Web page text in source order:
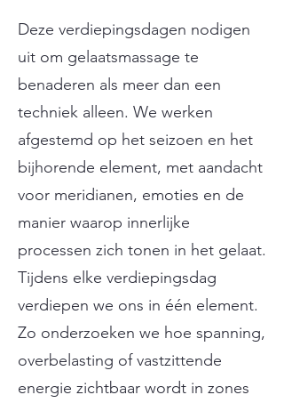
Deze verdiepingsdagen nodigen
uit om gelaatsmassage te
benaderen als meer dan een
techniek alleen. We werken
afgestemd op het seizoen en het
bijhorende element, met aandacht
voor meridianen, emoties en de
manier waarop innerlijke
processen zich tonen in het gelaat.
Tijdens elke verdiepingsdag
verdiepen we ons in één element.
Zo onderzoeken we hoe spanning,
overbelasting of vastzittende
energie zichtbaar wordt in zones